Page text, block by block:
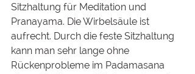
Sitzhaltung für Meditation und
Pranayama. Die Wirbelsäule ist
aufrecht. Durch die feste Sitzhaltung
kann man sehr lange ohne
Rückenprobleme im Padamasana